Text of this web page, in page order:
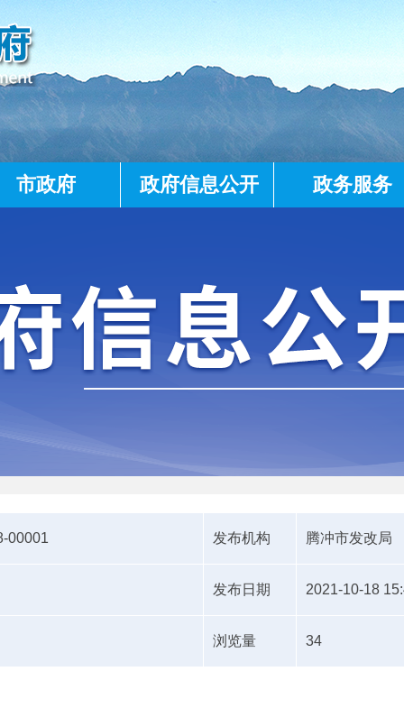
市政府 政府信息公开 政务服务
00001 发布机构 腾冲市发改局
发布日期 2021-10-18
浏览量 34